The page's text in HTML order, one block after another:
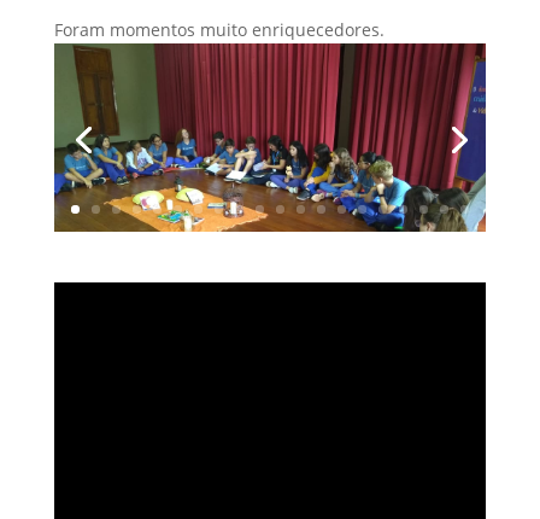
Foram momentos muito enriquecedores.